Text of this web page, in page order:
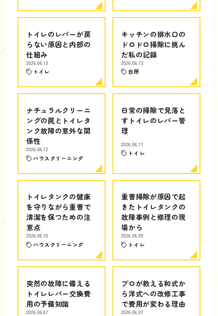
トイレのレバーが戻
らない原因と内部の
仕組み
2026.06.13
トイレ
キッチンの排水口の
ドロドロ掃除に挑ん
だ私の記録
2026.06.13
台所
ナチュラルクリーニ
ングの罠とトイレタ
ンク故障の意外な関
係性
2026.06.12
ハウスクリーニング
日常の掃除で見落と
すトイレのレバー管
理
2026.06.11
トイレ
トイレタンクの健康
を守りながら重曹で
清潔を保つための注
意点
2026.06.10
ハウスクリーニング
重曹掃除が原因で起
きたトイレタンクの
故障事例と修理の現
場から
2026.06.09
トイレ
突然の故障に備える
トイレレバー交換費
用の予備知識
2026.06.07
プロが教える和式か
ら洋式への改修工事
で費用が変わる理由
2026.06.07